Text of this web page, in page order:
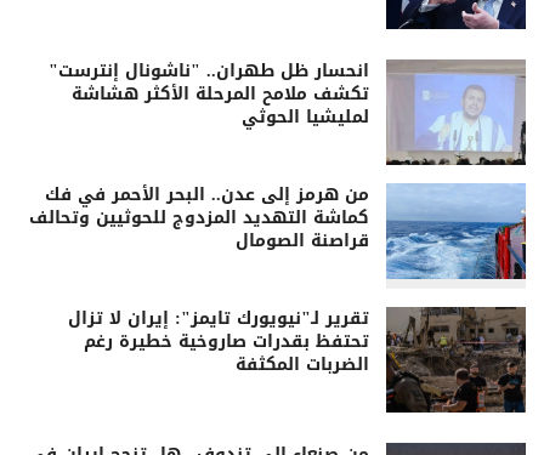
انحسار ظل طهران.. "ناشونال إنترست"
تكشف ملامح المرحلة الأكثر هشاشة
لمليشيا الحوثي
من هرمز إلى عدن.. البحر الأحمر في فك
كماشة التهديد المزدوج للحوثيين وتحالف
قراصنة الصومال
تقرير لـ"نيويورك تايمز": إيران لا تزال
تحتفظ بقدرات صاروخية خطيرة رغم
الضربات المكثفة